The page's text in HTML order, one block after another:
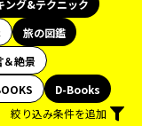
ング&テクニック
旅の図鑑
絶景
D-Books
絞り込み条件を追加